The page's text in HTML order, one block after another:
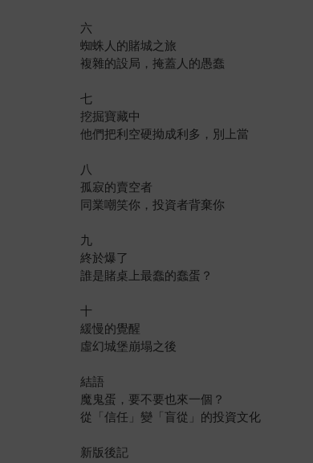
六
蜘蛛人的賭城之旅
複雜的設局，掩蓋人的愚蠢
七
挖掘寶藏中
他們把利空硬拗成利多，別上當
八
孤寂的賣空者
同業嘲笑你，投資者背棄你
九
終於爆了
誰是賭桌上最蠢的蠢蛋？
十
緩慢的覺醒
虛幻城堡崩塌之後
結語
魔鬼蛋，要不要也來一個？
從「信任」變「盲從」的投資文化
新版後記